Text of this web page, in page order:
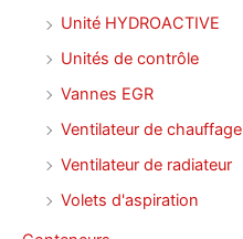
Unité HYDROACTIVE
Unités de contrôle
Vannes EGR
Ventilateur de chauffage
Ventilateur de radiateur
Volets d'aspiration